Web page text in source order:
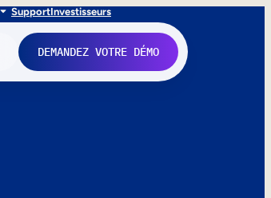
SupportInvestisseurs
DEMANDEZ VOTRE DÉMO